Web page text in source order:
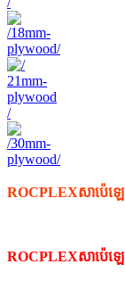
ROCPLEXសាប៉េឡេ
ROCPLEXសាប៉េឡេ